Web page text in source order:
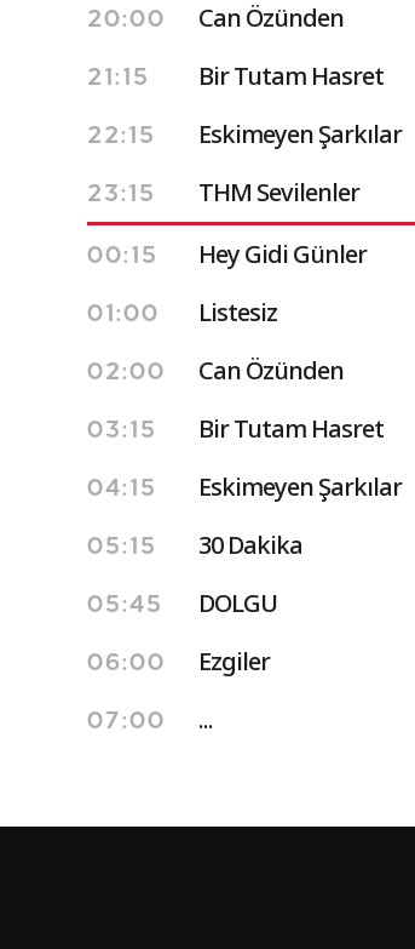
20:00 Can Özünden
21:15 Bir Tutam Hasret
22:15 Eskimeyen Şarkılar
23:15 THM Sevilenler
00:15 Hey Gidi Günler
01:00 Listesiz
02:00 Can Özünden
03:15 Bir Tutam Hasret
04:15 Eskimeyen Şarkılar
05:15 30 Dakika
05:45 DOLGU
06:00 Ezgiler
07:00 ...